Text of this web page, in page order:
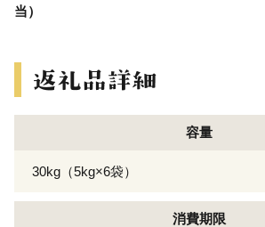
当）
容量
30kg（5kg×6袋）
消費期限